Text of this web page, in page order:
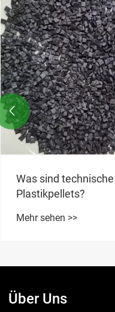
Was sind technische
Plastikpellets?
Mehr sehen >>

Über Uns